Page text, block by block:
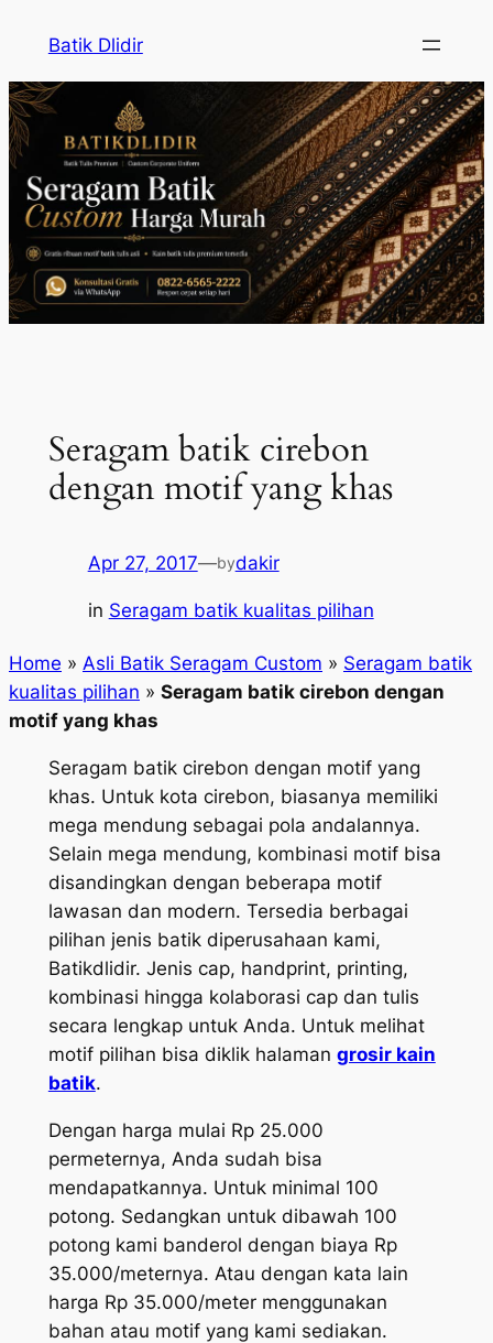
content
Batik Dlidir
Seragam batik cirebon
dengan motif yang khas
Apr 27, 2017—bydakir
in Seragam batik kualitas pilihan
Home » Asli Batik Seragam Custom » Seragam batik
kualitas pilihan » Seragam batik cirebon dengan
motif yang khas
Seragam batik cirebon dengan motif yang
khas. Untuk kota cirebon, biasanya memiliki
mega mendung sebagai pola andalannya.
Selain mega mendung, kombinasi motif bisa
disandingkan dengan beberapa motif
lawasan dan modern. Tersedia berbagai
pilihan jenis batik diperusahaan kami,
Batikdlidir. Jenis cap, handprint, printing,
kombinasi hingga kolaborasi cap dan tulis
secara lengkap untuk Anda. Untuk melihat
motif pilihan bisa diklik halaman grosir kain
batik.
Dengan harga mulai Rp 25.000
permeternya, Anda sudah bisa
mendapatkannya. Untuk minimal 100
potong. Sedangkan untuk dibawah 100
potong kami banderol dengan biaya Rp
35.000/meternya. Atau dengan kata lain
harga Rp 35.000/meter menggunakan
bahan atau motif yang kami sediakan.